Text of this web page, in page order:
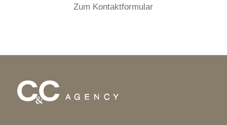
Zum Kontaktformular